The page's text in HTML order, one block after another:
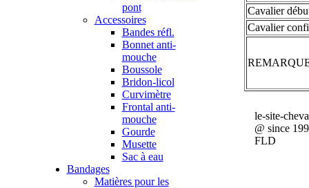
pont
Accessoires
Bandes réfl.
Bonnet anti-
mouche
Boussole
Bridon-licol
Curvimètre
Frontal anti-
mouche
Gourde
Musette
Sac à eau
Bandages
Matières pour les
Cavalier
Cavalier
le-site-
@ since
FLD